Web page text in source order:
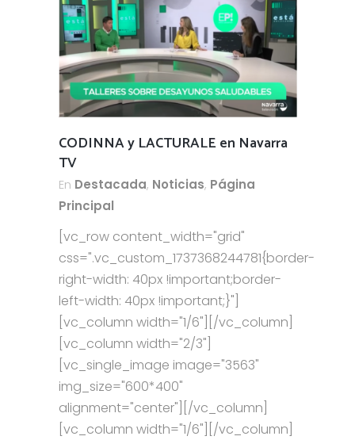
CODINNA y LACTURALE en Navarra
TV
En Destacada, Noticias, Página
Principal
[vc_row content_width="grid"
css=".vc_custom_1737368244781{border-
right-width: 40px !important;border-
left-width: 40px !important;}"]
[vc_column width="1/6"][/vc_column]
[vc_column width="2/3"]
[vc_single_image image="3563"
img_size="600*400"
alignment="center"][/vc_column]
[vc_column width="1/6"][/vc_column]